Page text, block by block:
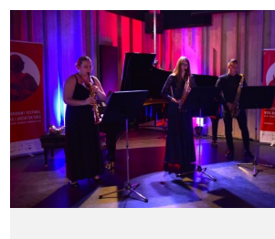
–
PRZEBOJE
Z
INNEGO
WSZECHŚWIATA
-
24.09.2023